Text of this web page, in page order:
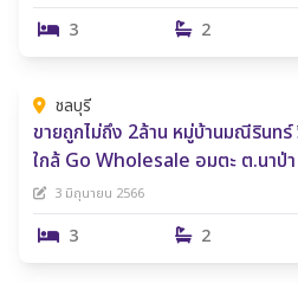
3 2
ชลบุรี
ขายถูกไม่ถึง 2ล้าน หมู่บ้านมณีรินทร์
ใกล้ Go Wholesale อมตะ ต.นาป่
3 มิถุนายน 2566
3 2